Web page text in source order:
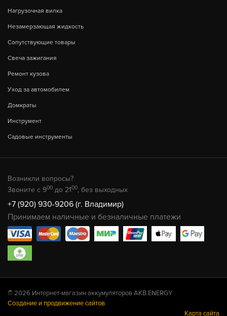
Нагрузочная вилка
Незамерзающая жидкость
Сопутствующие товары
Свеча зажигания
Ремонт кузова
Уход за автомобилем
Домкраты
Инструмент
Садовые инструменты
Возникли вопросы?
Звоните с 900 до 2100, без выходных
+7 (920) 930-9206 (г. Владимир)
Принимаем наличные и безналичные платежи
© 2026 Интернет-магазин аккумуляторов AKB.ENERGY
Создание и продвижение сайтов
Карта сайта